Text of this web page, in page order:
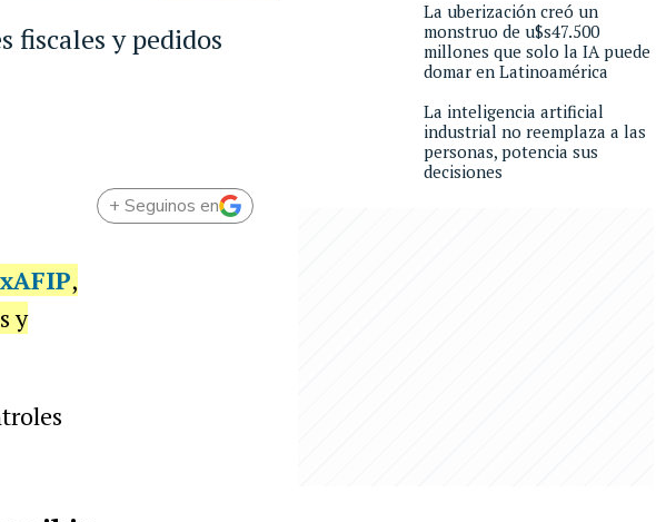
fiscales y pedidos
+ Seguinos en
,
y
La uberización creó un
monstruo de u$s47.500
millones que solo la IA puede
domar en Latinoamérica
La inteligencia artificial
industrial no reemplaza a las
personas, potencia sus
decisiones